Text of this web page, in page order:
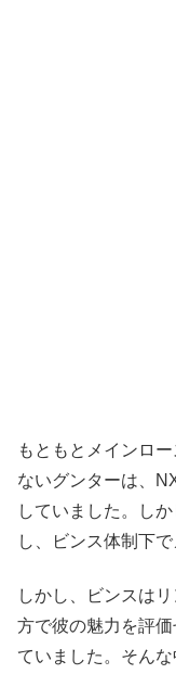
もともとメインロ
ないグンターは、
していました。し
し、ビンス体制下
しかし、ビンスは
方で彼の魅力を評
ていました。そん